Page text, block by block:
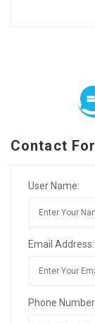
Contact
User Name:
Email Address:
Phone